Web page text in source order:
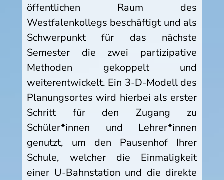
öffentlichen Raum des
Westfalenkollegs beschäftigt und als
Schwerpunkt für das nächste
Semester die zwei partizipative
Methoden gekoppelt und
weiterentwickelt. Ein 3-D-Modell des
Planungsortes wird hierbei als erster
Schritt für den Zugang zu
Schüler*innen und Lehrer*innen
genutzt, um den Pausenhof Ihrer
Schule, welcher die Einmaligkeit
einer U-Bahnstation und die direkte